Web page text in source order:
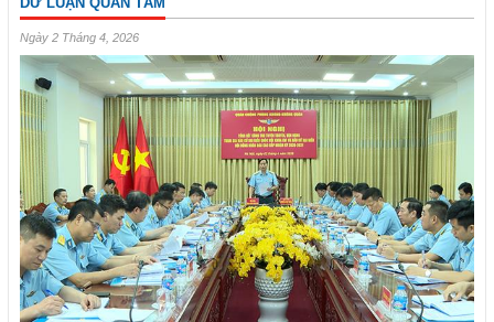
Ngày 2 Tháng 4, 2026